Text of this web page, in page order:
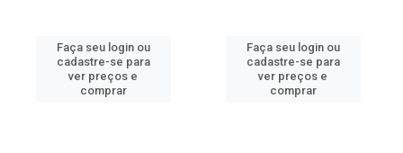
Faça seu login ou
cadastre-se para
ver preços e
comprar
Faça seu login ou
cadastre-se para
ver preços e
comprar